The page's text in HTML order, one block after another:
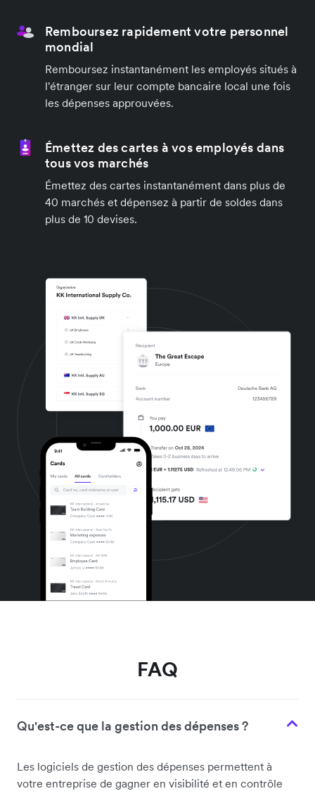
Remboursez rapidement votre personnel
mondial
Remboursez instantanément les employés situés à
l'étranger sur leur compte bancaire local une fois
les dépenses approuvées.
Émettez des cartes à vos employés dans
tous vos marchés
Émettez des cartes instantanément dans plus de
40 marchés et dépensez à partir de soldes dans
plus de 10 devises.
FAQ
Qu'est-ce que la gestion des dépenses ?
Les logiciels de gestion des dépenses permettent à
votre entreprise de gagner en visibilité et en contrôle